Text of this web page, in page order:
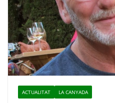
ACTUALITAT LA CANYADA